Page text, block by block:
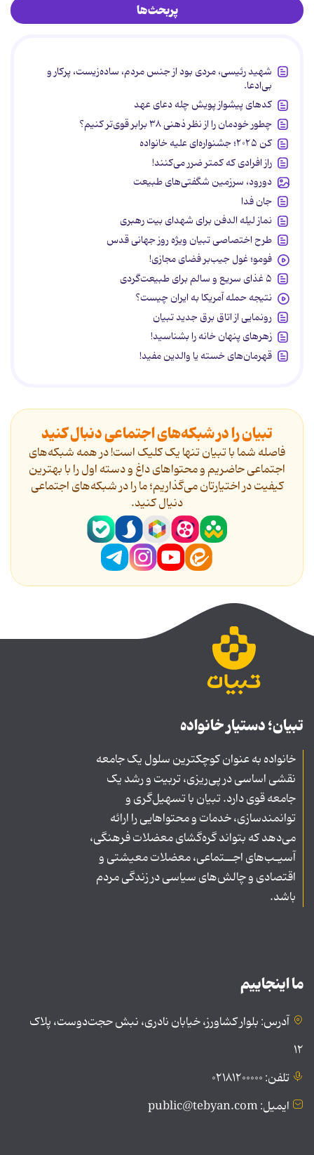
پربحث‌ها
شهید رئیسی، مردی بود از جنس مردم، ساده‌زیست، پرکار و
بی‌ادعا.
کدهای پیشواز پویش چله دعای عهد
چطور خودمان را از نظر ذهنی ۳۸ برابر قوی‌تر کنیم؟
کن ۲۰۲۵؛ جشنواره‌ای علیه خانواده
راز افرادی که کمتر ضرر می‌کنند!
دورود، سرزمین شگفتی‌های طبیعت
جان فدا
نماز لیله الدفن برای شهدای بیت رهبری
طرح اختصاصی تبیان ویژه روز جهانی قدس
فومو؛ غول جیب‌بر فضای مجازی!
۵ غذای سریع و سالم برای طبیعت‌گردی
نتیجه حمله آمریکا به ایران چیست؟
رونمایی از اتاق برق جدید تبیان
زهرهای پنهان خانه را بشناسید!
قهرمان‌های خسته یا والدین مفید!
تبیان را در شبکه‌های اجتماعی دنبال کنید
فاصله شما با تبیان تنها یک کلیک است! در همه شبکه‌های
اجتماعی حاضریم و محتواهای داغ و دسته اول را با بهترین
کیفیت در اختیارتان می‌گذاریم؛ ما را در شبکه‌های اجتماعی
دنیال کنید.
تبیان؛ دستیار خانواده
خانواده به عنوان کوچکترین سلول یک جامعه
نقشی اساسی در پی‌ریزی، تربیت و رشد یک
جامعه قوی دارد. تبیان با تسهیل‌گری و
توانمندسازی، خدمات و محتواهایی را ارائه
می‌دهد که بتواند گره‌گشای معضلات فرهنگی،
آسیـب‌های اجــتماعی، معضلات معیشتی و
اقتصادی و چالش‌های سیاسی در زندگی مردم
باشد.
ما اینجاییم
آدرس: بلوار کشاورز، خیابان نادری، نبش حجت‌دوست، پلاک
۱۲
تلفن: ۰۲۱۸۱۲۰۰۰۰۰
ایمیل: public@tebyan.com